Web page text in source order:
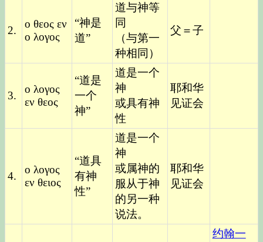
2.
ο θεος εν
ο λογος
“神是
道”
道与神等
同
（与第一
种相同）
父＝子
3.
ο λογος
εν θεος
“道是
一个
神”
道是一个
神
或具有神
性
耶和华
见证会
4.
ο λογος
εν θειος
“道具
有神
性”
道是一个
神
或属神的
服从于神
的另一种
说法。
耶和华
见证会
约翰一